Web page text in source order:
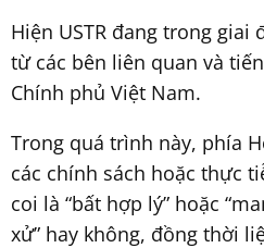
Hiện USTR đang trong giai
từ các bên liên quan và
Chính phủ Việt Nam.
Trong quá trình này, phía
các chính sách hoặc thực
coi là “bất hợp lý” hoặc
xử” hay không, đồng thời